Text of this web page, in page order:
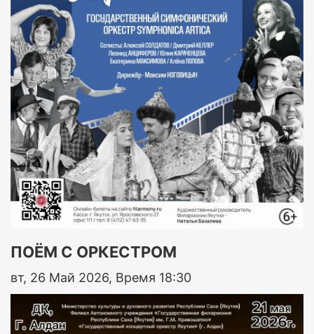
ПОЁМ С ОРКЕСТРОМ
вт, 26 Май 2026, Время 18:30